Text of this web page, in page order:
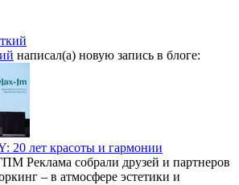
написал(а) новую запись в блоге:
20 лет красоты и гармонии
Реклама собрали друзей и партнеров
– в атмосфере эстетики и